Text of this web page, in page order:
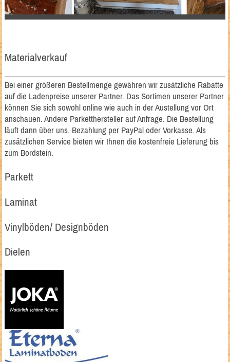
Materialverkauf
Bei einer größeren Bestellmenge gewähren wir zusätzliche Rabatte
auf die Ladenpreise unserer Partner. Das Sortimen unserer Partner
können Sie sich sowohl online wie auch in der Austellung vor Ort
anschauen. Andere Parketthersteller auf Anfrage. Die Bestellung
läuft dann über uns. Bezahlung per PayPal oder Vorkasse. Als
zusätzlichen Service bieten wir Ihnen die kostenfreie Lieferung bis
zum Bordstein.
Parkett
Laminat
Vinylböden/ Designböden
Dielen